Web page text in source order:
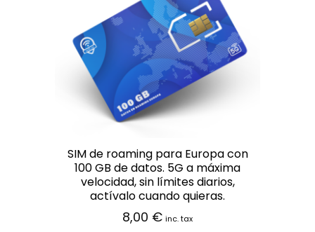
SIM de roaming para Europa con
100 GB de datos. 5G a máxima
velocidad, sin límites diarios,
actívalo cuando quieras.
8,00 € inc. tax